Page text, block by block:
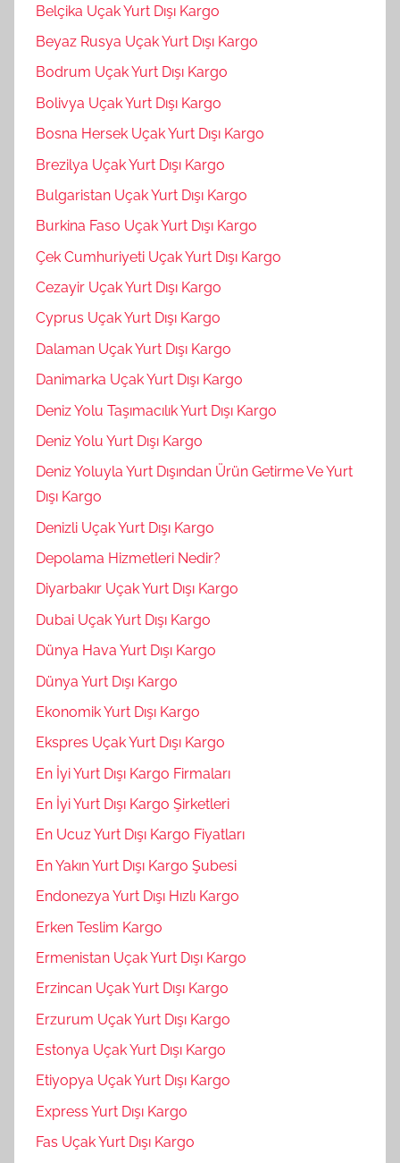
Belçika Uçak Yurt Dışı Kargo
Beyaz Rusya Uçak Yurt Dışı Kargo
Bodrum Uçak Yurt Dışı Kargo
Bolivya Uçak Yurt Dışı Kargo
Bosna Hersek Uçak Yurt Dışı Kargo
Brezilya Uçak Yurt Dışı Kargo
Bulgaristan Uçak Yurt Dışı Kargo
Burkina Faso Uçak Yurt Dışı Kargo
Çek Cumhuriyeti Uçak Yurt Dışı Kargo
Cezayir Uçak Yurt Dışı Kargo
Cyprus Uçak Yurt Dışı Kargo
Dalaman Uçak Yurt Dışı Kargo
Danimarka Uçak Yurt Dışı Kargo
Deniz Yolu Taşımacılık Yurt Dışı Kargo
Deniz Yolu Yurt Dışı Kargo
Deniz Yoluyla Yurt Dışından Ürün Getirme Ve Yurt
Dışı Kargo
Denizli Uçak Yurt Dışı Kargo
Depolama Hizmetleri Nedir?
Diyarbakır Uçak Yurt Dışı Kargo
Dubai Uçak Yurt Dışı Kargo
Dünya Hava Yurt Dışı Kargo
Dünya Yurt Dışı Kargo
Ekonomik Yurt Dışı Kargo
Ekspres Uçak Yurt Dışı Kargo
En İyi Yurt Dışı Kargo Firmaları
En İyi Yurt Dışı Kargo Şirketleri
En Ucuz Yurt Dışı Kargo Fiyatları
En Yakın Yurt Dışı Kargo Şubesi
Endonezya Yurt Dışı Hızlı Kargo
Erken Teslim Kargo
Ermenistan Uçak Yurt Dışı Kargo
Erzincan Uçak Yurt Dışı Kargo
Erzurum Uçak Yurt Dışı Kargo
Estonya Uçak Yurt Dışı Kargo
Etiyopya Uçak Yurt Dışı Kargo
Express Yurt Dışı Kargo
Fas Uçak Yurt Dışı Kargo